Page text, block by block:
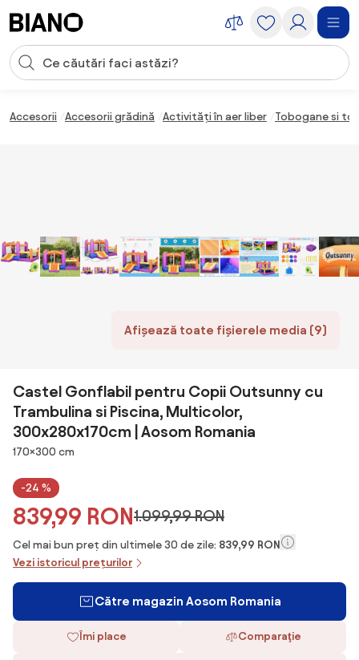
Introducerea căutării
Accesorii Accesorii grădină Activități în aer liber Tobogane si
Afișează toate fișierele media (9)
Castel Gonflabil pentru Copii Outsunny cu
Trambulina si Piscina, Multicolor,
300x280x170cm | Aosom Romania
Dimensiuni
170×300 cm
-24 %
839,99 RON1.099,99 RON
Cel mai bun preț din ultimele 30 de zile: 839,99 RON
Vezi istoricul prețurilor
Către magazin Aosom Romania
Îmi place Comparaţie